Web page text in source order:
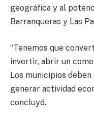
geográfica y al
Barranqueras y Las
“Tenemos que
invertir, abrir un
Los municipios
generar actividad
concluyó.